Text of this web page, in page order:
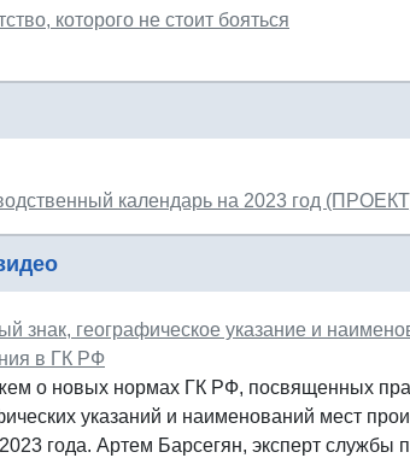
которого не стоит бояться
календарь на 2023 год
знак, географическое указание и
в ГК РФ
о новых нормах ГК РФ, посвященных
указаний и наименований мест
года. Артем Барсегян, эксперт службы